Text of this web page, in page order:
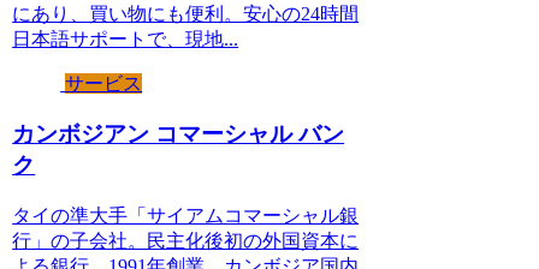
にあり、買い物にも便利。安心の24時間
日本語サポートで、現地...
サービス
カンボジアン コマーシャル バン
ク
タイの準大手「サイアムコマーシャル銀
行」の子会社。民主化後初の外国資本に